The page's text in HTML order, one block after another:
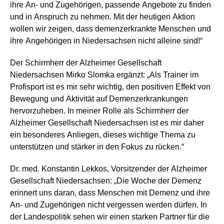
ihre An- und Zugehörigen, passende Angebote zu finden
und in Anspruch zu nehmen. Mit der heutigen Aktion
wollen wir zeigen, dass demenzerkrankte Menschen und
ihre Angehörigen in Niedersachsen nicht alleine sind!“
Der Schirmherr der Alzheimer Gesellschaft
Niedersachsen Mirko Slomka ergänzt: „Als Trainer im
Profisport ist es mir sehr wichtig, den positiven Effekt von
Bewegung und Aktivität auf Demenzerkrankungen
hervorzuheben. In meiner Rolle als Schirmherr der
Alzheimer Gesellschaft Niedersachsen ist es mir daher
ein besonderes Anliegen, dieses wichtige Thema zu
unterstützen und stärker in den Fokus zu rücken.“
Dr. med. Konstantin Lekkos, Vorsitzender der Alzheimer
Gesellschaft Niedersachsen: „Die Woche der Demenz
erinnert uns daran, dass Menschen mit Demenz und ihre
An- und Zugehörigen nicht vergessen werden dürfen. In
der Landespolitik sehen wir einen starken Partner für die